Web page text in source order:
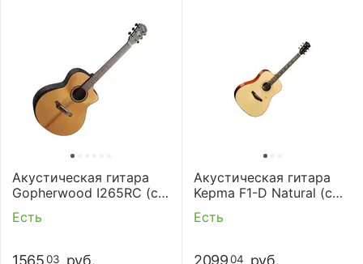
Акустическая гитара
Gopherwood I265RC (с
чехлом)
Есть
1565 03 руб.
Акустическая гитара
Kepma F1-D Natural (с
чехлом)
Есть
2099 04 руб.